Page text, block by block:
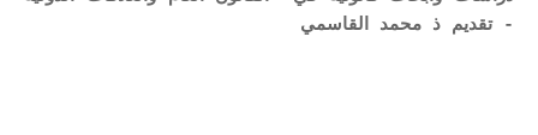
- تقديم ذ محمد القاسمي